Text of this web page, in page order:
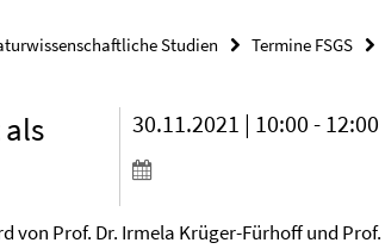
Studien Termine FSGS
30.11.2021 | 10:00 - 12:00
von Prof. Dr. Irmela Krüger-Fürhoff und Prof.